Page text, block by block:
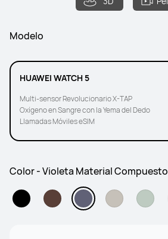
Modelo
HUAWEI WATCH 5
Multi-sensor Revolucionario X-TAP
Oxígeno en Sangre con la Yema del Dedo
Llamadas Móviles eSIM
Color - Violeta Material Compuesto